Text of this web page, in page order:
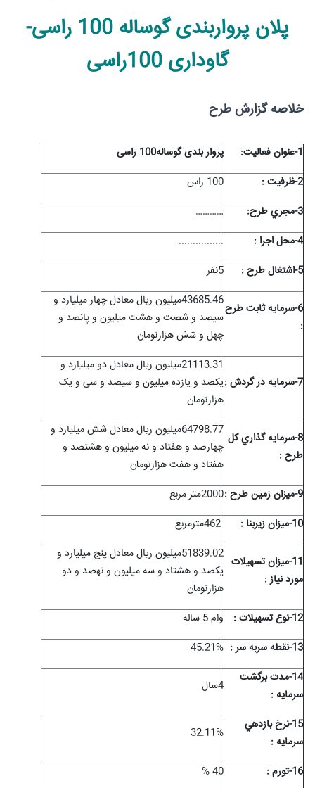
پلان پرواربندی گوساله 100 راسی-
گاوداری 100راسی
خلاصه گزارش طرح
1-عنوان فعاليت:
پروار بندی گوساله100 راسی
2-ظرفيت :
100 راس
3-مجري طرح:
…………
4-محل اجرا :
..............
..
5-اشتغال طرح :
5نفر
6-سرمايه ثابت طرح
:
43685.46میلیون ریال معادل چهار میلیارد و
سیصد و شصت و هشت میلیون و پانصد و
چهل و شش هزارتومان
7-سرمايه در گردش :
21113.31میلیون ریال معادل دو میلیارد و
یکصد و یازده میلیون و سیصد و سی و یک
هزارتومان
8-سرمايه گذاري کل
طرح :
64798.77میلیون ریال معادل شش میلیارد و
چهارصد و هفتاد و نه میلیون و هشتصد و
هفتاد و هفت هزارتومان
9-ميزان زمين طرح :
2000متر مربع
10-ميزان زیربنا :
462مترمربع
11-ميزان تسهيلات
مورد نياز :
51839.02میلیون ریال معادل پنج میلیارد و
یکصد و هشتاد و سه میلیون و نهصد و دو
هزارتومان
12-نوع تسهيلات :
وام 5 ساله
13-نقطه سربه سر :
45.21%
14-مدت برگشت
سرمايه :
4سال
15-نرخ بازدهي
سرمايه :
32.11%
16-تورم :
40 %